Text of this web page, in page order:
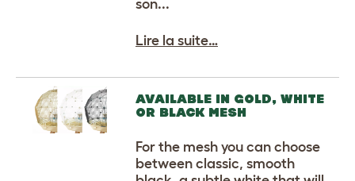
son...
Lire la suite…
AVAILABLE IN GOLD, WHITE
OR BLACK MESH
For the mesh you can choose
between classic, smooth